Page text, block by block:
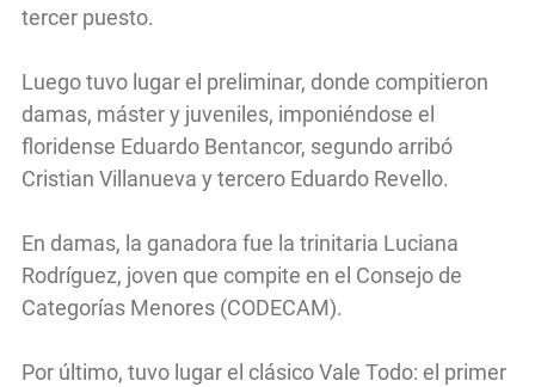
tercer puesto.
Luego tuvo lugar el preliminar, donde compitieron
damas, máster y juveniles, imponiéndose el
floridense Eduardo Bentancor, segundo arribó
Cristian Villanueva y tercero Eduardo Revello.
En damas, la ganadora fue la trinitaria Luciana
Rodríguez, joven que compite en el Consejo de
Categorías Menores (CODECAM).
Por último, tuvo lugar el clásico Vale Todo: el primer